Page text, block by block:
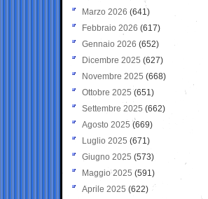
Marzo 2026 (641)
Febbraio 2026 (617)
Gennaio 2026 (652)
Dicembre 2025 (627)
Novembre 2025 (668)
Ottobre 2025 (651)
Settembre 2025 (662)
Agosto 2025 (669)
Luglio 2025 (671)
Giugno 2025 (573)
Maggio 2025 (591)
Aprile 2025 (622)